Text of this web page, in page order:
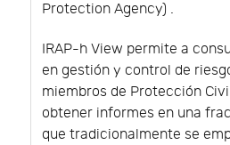
Protection Agency) .
IRAP-h View permite a
en gestión y control de
miembros de Protección
obtener informes en una
que tradicionalmente se